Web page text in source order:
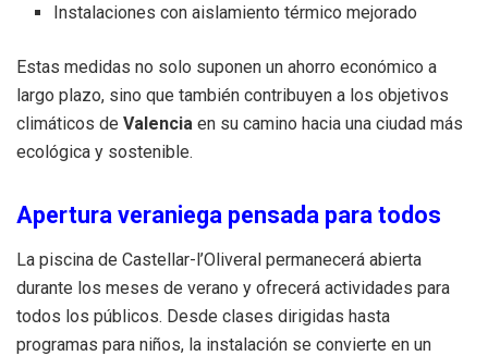
Instalaciones con aislamiento térmico mejorado
Estas medidas no solo suponen un ahorro económico a
largo plazo, sino que también contribuyen a los objetivos
climáticos de Valencia en su camino hacia una ciudad más
ecológica y sostenible.
Apertura veraniega pensada para todos
La piscina de Castellar-l’Oliveral permanecerá abierta
durante los meses de verano y ofrecerá actividades para
todos los públicos. Desde clases dirigidas hasta
programas para niños, la instalación se convierte en un